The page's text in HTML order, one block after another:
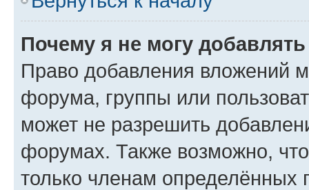
Почему я не могу
Право добавления вложений
форума, группы или
может не разрешить
форумах. Также возможно,
только членам определённых